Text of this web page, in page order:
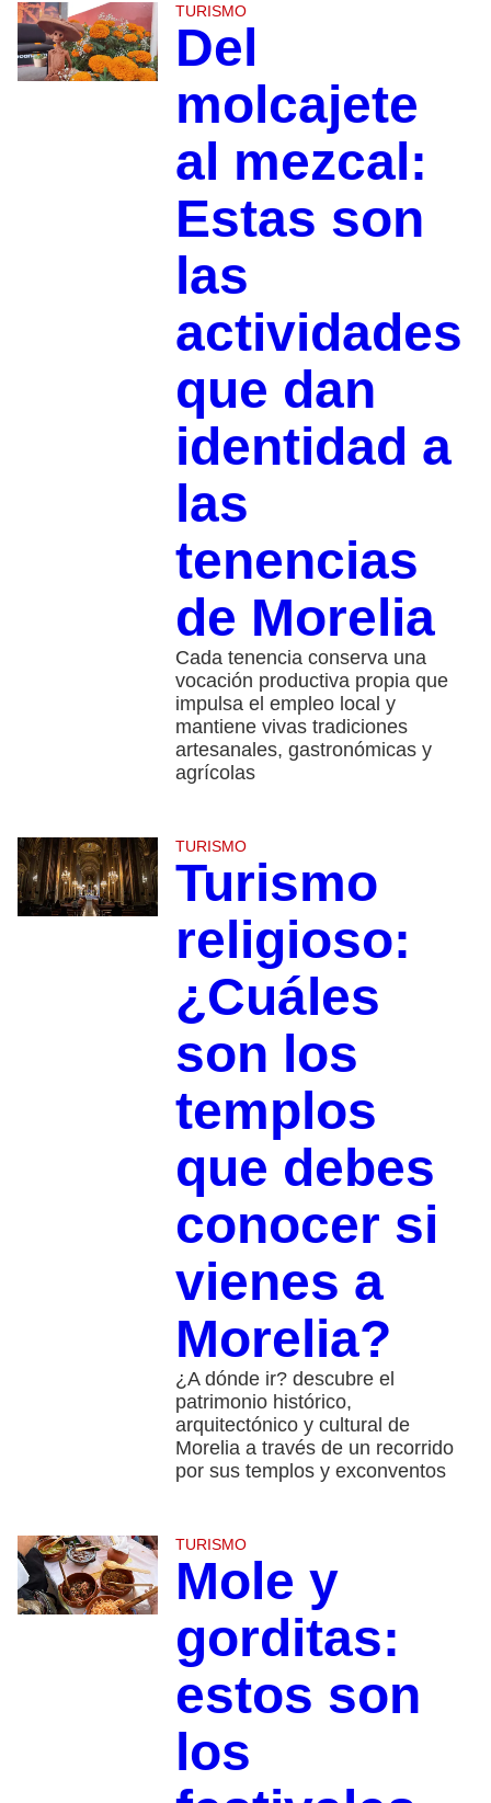
TURISMO
Del
molcajete
al mezcal:
Estas son
las
actividades
que dan
identidad a
las
tenencias
de Morelia
Cada tenencia conserva una
vocación productiva propia que
impulsa el empleo local y
mantiene vivas tradiciones
artesanales, gastronómicas y
agrícolas
TURISMO
Turismo
religioso:
¿Cuáles
son los
templos
que debes
conocer si
vienes a
Morelia?
¿A dónde ir? descubre el
patrimonio histórico,
arquitectónico y cultural de
Morelia a través de un recorrido
por sus templos y exconventos
TURISMO
Mole y
gorditas:
estos son
los